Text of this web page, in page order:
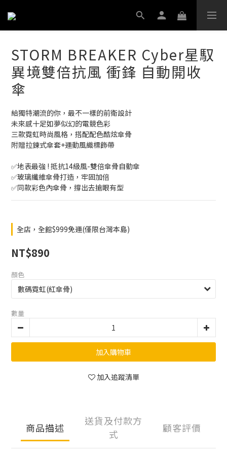
STORM BREAKER Cyber星馭
異境雙倍抗風 衝鋒 自動開收
傘
給獨特潮流的你，最不一樣的前衛設計
未來感十足如夢似幻的電競色彩
三款霓虹時尚風格，搭配配色酷炫傘骨
附贈拉鍊式傘套+運動風織標飾帶
✅地表最強 ! 抵抗14級風-雙倍傘骨自動傘
✅玻璃纖維傘骨打造，牢固加倍
✅同款彩色內傘骨，撐出去搶眼有型
全店，全館$999免運(僅限台灣本島)
NT$890
顏色
數量
加入購物車
加入追蹤清單
商品描述
送貨及付款方
式
顧客評價